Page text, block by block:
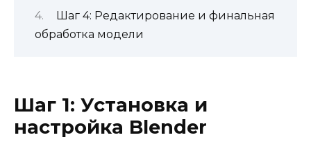
Шаг 4: Редактирование и финальная
обработка модели
Шаг 1: Установка и
настройка Blender